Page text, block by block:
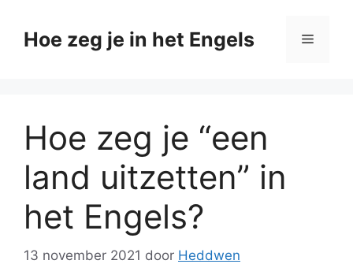
naarHoe zeg je in het Engels Menu
Hoe zeg je “een
land uitzetten” in
het Engels?
13 november 2021 door Heddwen